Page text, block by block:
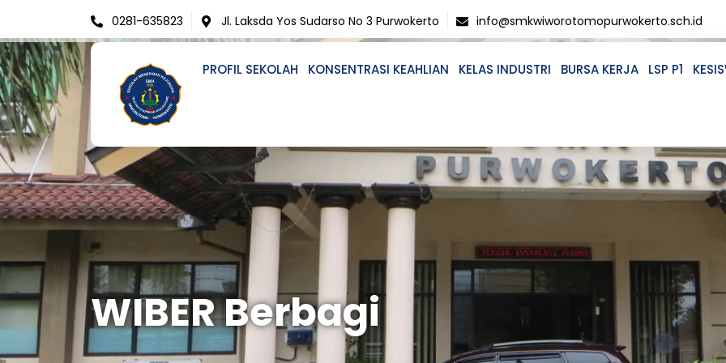
content
0281-635823 Jl. Laksda Yos Sudarso No 3 Purwokerto info@smkwiworotomopurwokerto.sch.id
PROFIL SEKOLAH KONSENTRASI KEAHLIAN KELAS INDUSTRI BURSA KERJA LSP P1
WIBER Berbagi